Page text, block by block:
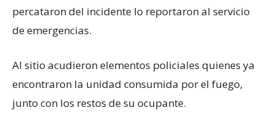
percataron del incidente lo reportaron al servicio
de emergencias.
Al sitio acudieron elementos policiales quienes ya
encontraron la unidad consumida por el fuego,
junto con los restos de su ocupante.